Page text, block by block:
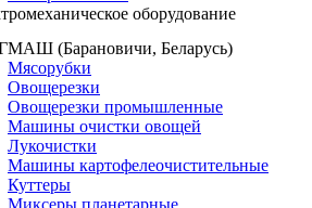
оборудование
(Барановичи, Беларусь)
Мясорубки
Овощерезки
Овощерезки промышленные
Машины очистки овощей
Лукочистки
Машины картофелеочистительные
Куттеры
Миксеры планетарные